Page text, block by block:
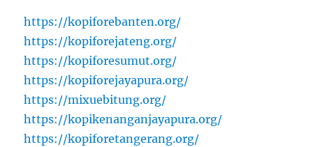
https://kopiforebanten.org/
https://kopiforejateng.org/
https://kopiforesumut.org/
https://kopiforejayapura.org/
https://mixuebitung.org/
https://kopikenanganjayapura.org/
https://kopiforetangerang.org/